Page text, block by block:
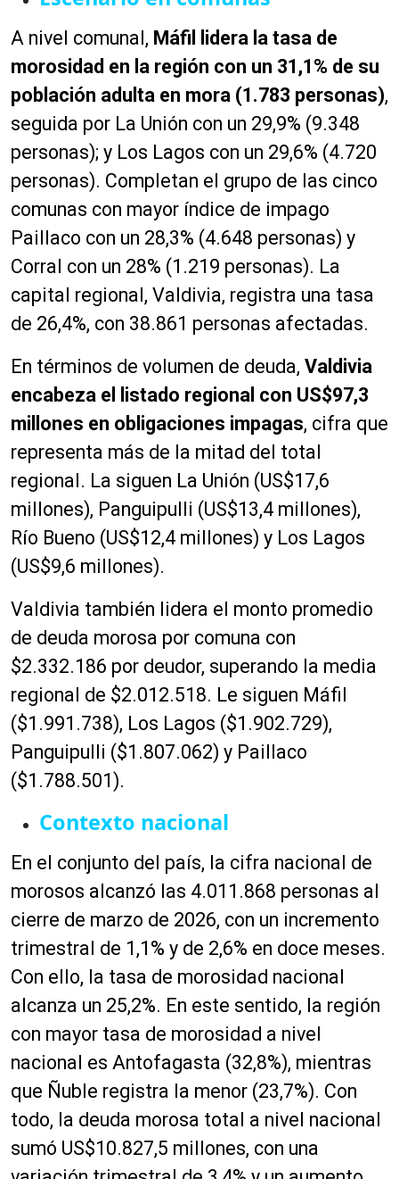
A nivel comunal, Máfil lidera la tasa de
morosidad en la región con un 31,1% de su
población adulta en mora (1.783 personas),
seguida por La Unión con un 29,9% (9.348
personas); y Los Lagos con un 29,6% (4.720
personas). Completan el grupo de las cinco
comunas con mayor índice de impago
Paillaco con un 28,3% (4.648 personas) y
Corral con un 28% (1.219 personas). La
capital regional, Valdivia, registra una tasa
de 26,4%, con 38.861 personas afectadas.
En términos de volumen de deuda, Valdivia
encabeza el listado regional con US$97,3
millones en obligaciones impagas, cifra que
representa más de la mitad del total
regional. La siguen La Unión (US$17,6
millones), Panguipulli (US$13,4 millones),
Río Bueno (US$12,4 millones) y Los Lagos
(US$9,6 millones).
Valdivia también lidera el monto promedio
de deuda morosa por comuna con
$2.332.186 por deudor, superando la media
regional de $2.012.518. Le siguen Máfil
($1.991.738), Los Lagos ($1.902.729),
Panguipulli ($1.807.062) y Paillaco
($1.788.501).
Contexto nacional
En el conjunto del país, la cifra nacional de
morosos alcanzó las 4.011.868 personas al
cierre de marzo de 2026, con un incremento
trimestral de 1,1% y de 2,6% en doce meses.
Con ello, la tasa de morosidad nacional
alcanza un 25,2%. En este sentido, la región
con mayor tasa de morosidad a nivel
nacional es Antofagasta (32,8%), mientras
que Ñuble registra la menor (23,7%). Con
todo, la deuda morosa total a nivel nacional
sumó US$10.827,5 millones, con una